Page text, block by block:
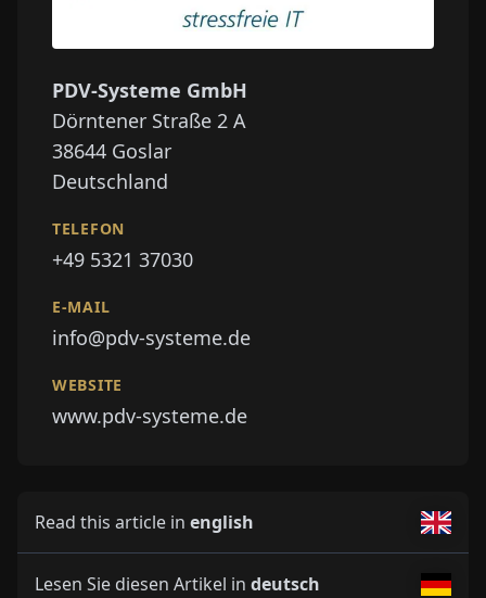
PDV-Systeme GmbH
Dörntener Straße 2 A
38644 Goslar
Deutschland
TELEFON
+49 5321 37030
E-MAIL
info@pdv-systeme.de
WEBSITE
www.pdv-systeme.de
Read this article in english
Lesen Sie diesen Artikel in deutsch